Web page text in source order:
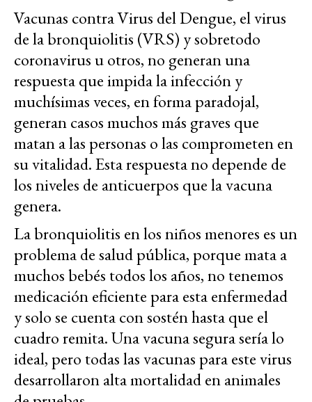
Vacunas contra Virus del Dengue, el virus
de la bronquiolitis (VRS) y sobretodo
coronavirus u otros, no generan una
respuesta que impida la infección y
muchísimas veces, en forma paradojal,
generan casos muchos más graves que
matan a las personas o las comprometen en
su vitalidad. Esta respuesta no depende de
los niveles de anticuerpos que la vacuna
genera.
La bronquiolitis en los niños menores es un
problema de salud pública, porque mata a
muchos bebés todos los años, no tenemos
medicación eficiente para esta enfermedad
y solo se cuenta con sostén hasta que el
cuadro remita. Una vacuna segura sería lo
ideal, pero todas las vacunas para este virus
desarrollaron alta mortalidad en animales